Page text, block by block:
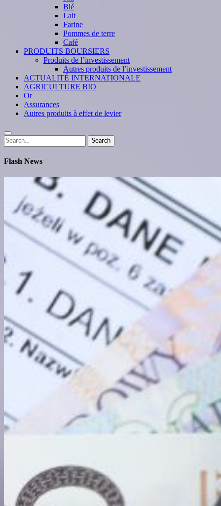
Blé
Lait
Farine
Pommes de terre
Café
PRODUITS BOURSIERS
Produits de l’investissement
Autres produits de l’investissement
ACTUALITÉ INTERNATIONALE
AGRICULTURE BIO
Or
Assurances
Autres produits à effet de levier
Search
for:
Search
Flash News